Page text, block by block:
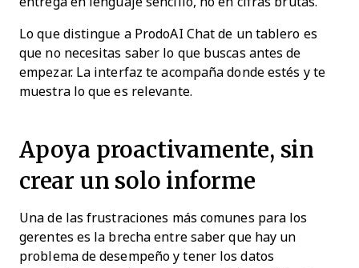
Lo que distingue a ProdoAI Chat de un tablero es
que no necesitas saber lo que buscas antes de
empezar. La interfaz te acompaña donde estés y te
muestra lo que es relevante.
Apoya proactivamente, sin
crear un solo informe
Una de las frustraciones más comunes para los
gerentes es la brecha entre saber que hay un
problema de desempeño y tener los datos